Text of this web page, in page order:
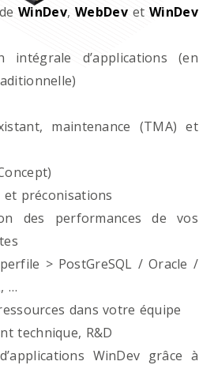
WinDev,WebDevet WinDev
d’applications (en
maintenance (TMA) et
préconisations
performances de vos
> PostGreSQL / Oracle /
…
dans votre équipe
technique, R&D
WinDev grâce à